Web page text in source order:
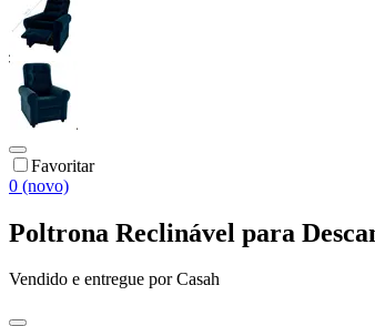
Favoritar
0 (novo)
Poltrona Reclinável para
Vendido e entregue por Casah